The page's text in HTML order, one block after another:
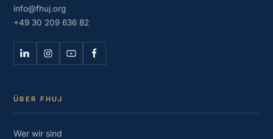
info@fhuj.org
+49 30 209 636 82
ÜBER FHUJ
Wer wir sind